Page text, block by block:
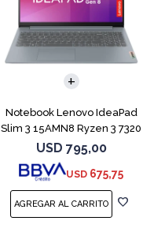
Notebook Lenovo IdeaPad
Slim 3 15AMN8 Ryzen 3 7320
512GB 8GB
USD 795,00
USD 675,75